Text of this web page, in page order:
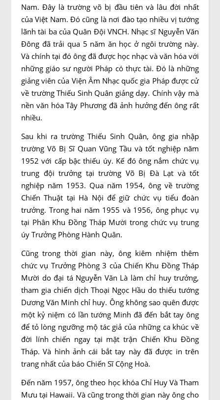
Nam. Đây là trường võ bị đầu tiên và lâu đời nhất
của Việt Nam. Đó cũng là nơi đào tạo nhiều vị tướng
lãnh tài ba của Quân Đội VNCH. Nhạc sĩ Nguyễn Văn
Đông đã trải qua 5 năm ăn học ở ngôi trường này.
Và chính tại đó ông đã được học nhạc và văn hóa với
những giáo sư người Pháp có thực tài. Đó là những
giảng viên của Viện Âm Nhạc quốc gia Pháp được cử
về trường Thiếu Sinh Quân giảng dạy. Chính vậy mà
nền văn hóa Tây Phương đã ảnh hưởng đến ông rất
nhiều.
Sau khi ra trường Thiếu Sinh Quân, ông gia nhập
trường Võ Bị Sĩ Quan Vũng Tầu và tốt nghiệp năm
1952 với cấp bậc thiếu úy. Kế đó ông nắm chức vụ
trung đội trưởng tại trường Võ Bị Đà Lạt và tốt
nghiệp năm 1953. Qua năm 1954, ông về trường
Chiến Thuật tại Hà Nội để giữ chức vụ tiểu đoàn
trưởng. Trong hai năm 1955 và 1956, ông phục vụ
tại Phân Khu Đồng Tháp Mười trong chức vụ trung
úy Trưởng Phòng Hành Quân.
Cũng trong thời gian này, ông kiêm nhiệm thêm
chức vụ Trưởng Phòng 3 của Chiến Khu Đồng Tháp
Mười do đại tá Nguyễn Văn Là làm chỉ huy trưởng,
tham gia chiến dịch Thoại Ngọc Hầu do thiếu tướng
Dương Văn Minh chỉ huy. Ông không sao quên được
một kỷ niệm có lần tướng Minh đã đến bắt tay ông
để tỏ lòng ngưỡng mộ tác giả của những ca khúc về
đời lính chiến ngay tại mặt trận Chiến Khu Đồng
Tháp. Và hình ảnh cái bắt tay này đã được in trên
trang nhất của báo Chiến Sĩ Cộng Hoà.
Đến năm 1957, ông theo học khóa Chỉ Huy Và Tham
Mưu tại Hawaii. Và cũng trong thời gian này ông cho